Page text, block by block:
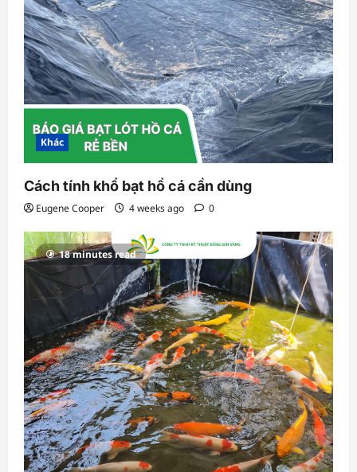
Khác
Cách tính khổ bạt hồ cá cần dùng
Eugene Cooper 4 weeks ago 0
18 minutes read